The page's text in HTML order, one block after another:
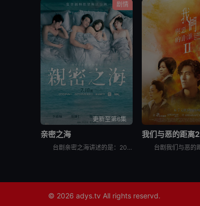
剧情
更新至第6集
亲密之海
台剧亲密之海讲述的是：2003年，陈汉荣校园邂逅初恋，从此关于李宪宏，他无役不与。十年过去他守候依旧。李宪宏却告别过去，不但悄悄转移事业中心，满腹胸怀也不如往昔;与公司总经理晓雯长期婚外情，更为情
我们与恶的距离2
© 2026 adys.tv All rights reservd.